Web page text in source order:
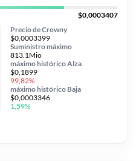
$0,0003407
Precio de Crowny
$0,0003399
Suministro máximo
813.1Mio
máximo históricoAlza
$0,1899
99,82%
máximo histórico Baja
$0,0003346
1,59%